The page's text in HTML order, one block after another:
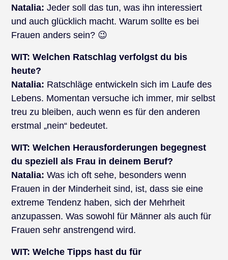
Natalia: Jeder soll das tun, was ihn interessiert
und auch glücklich macht. Warum sollte es bei
Frauen anders sein? 😉
WIT: Welchen Ratschlag verfolgst du bis
heute?
Natalia: Ratschläge entwickeln sich im Laufe des
Lebens. Momentan versuche ich immer, mir selbst
treu zu bleiben, auch wenn es für den anderen
erstmal „nein“ bedeutet.
WIT: Welchen Herausforderungen begegnest
du speziell als Frau in deinem Beruf?
Natalia: Was ich oft sehe, besonders wenn
Frauen in der Minderheit sind, ist, dass sie eine
extreme Tendenz haben, sich der Mehrheit
anzupassen. Was sowohl für Männer als auch für
Frauen sehr anstrengend wird.
WIT: Welche Tipps hast du für